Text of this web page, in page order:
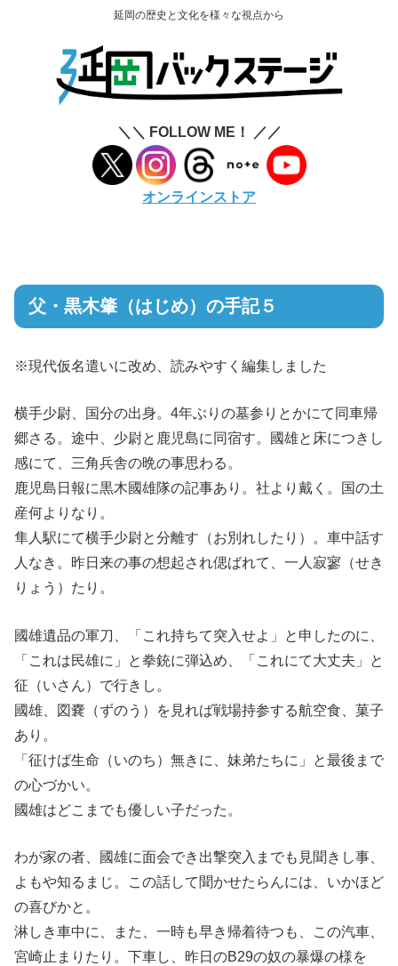
延岡の歴史と文化を様々な視点から
＼＼ FOLLOW ME！ ／／
オンラインストア
父・黒木肇（はじめ）の手記５
※現代仮名遣いに改め、読みやすく編集しました
横手少尉、国分の出身。4年ぶりの墓参りとかにて同車帰
郷さる。途中、少尉と鹿児島に同宿す。國雄と床につきし
感にて、三角兵舎の晩の事思わる。
鹿児島日報に黒木國雄隊の記事あり。社より戴く。国の土
産何よりなり。
隼人駅にて横手少尉と分離す（お別れしたり）。車中話す
人なき。昨日来の事の想起され偲ばれて、一人寂寥（せき
りょう）たり。
國雄遺品の軍刀、「これ持ちて突入せよ」と申したのに、
「これは民雄に」と拳銃に弾込め、「これにて大丈夫」と
征（いさん）で行きし。
國雄、図嚢（ずのう）を見れば戦場持参する航空食、菓子
あり。
「征けば生命（いのち）無きに、妹弟たちに」と最後まで
の心づかい。
國雄はどこまでも優しい子だった。
わが家の者、國雄に面会でき出撃突入までも見聞きし事、
よもや知るまじ。この話して聞かせたらんには、いかほど
の喜びかと。
淋しき車中に、また、一時も早き帰着待つも、この汽車、
宮崎止まりたり。下車し、昨日のB29の奴の暴爆の様を